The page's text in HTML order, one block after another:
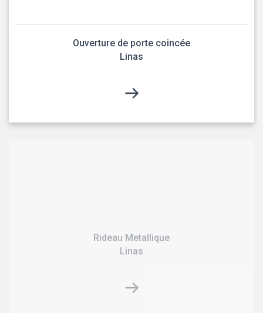
Ouverture de porte coincée
Linas
Rideau Metallique
Linas